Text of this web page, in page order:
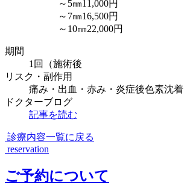
～5㎜11,000円
～7㎜16,500円
～10㎜22,000円
期間
1回（施術後
リスク・副作用
痛み・出血・赤み・炎症後色素沈着
ドクターブログ
記事を読む
診療内容一覧に戻る
reservation
ご予約について